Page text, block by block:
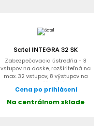
Satel INTEGRA 32 SK
Zabezpečovacia ústredňa - 8
vstupov na doske, rozšíriteľná na
max. 32 vstupov, 8 výstupov na
doske, rozšíriteľná na...
Cena po prihlásení
Na centrálnom sklade